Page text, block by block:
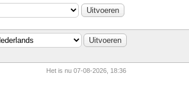
Het is nu 07-08-2026, 18:36